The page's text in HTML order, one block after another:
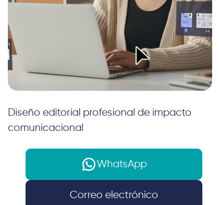
Diseño editorial profesional de impacto
comunicacional
WhatsApp
Correo electrónico